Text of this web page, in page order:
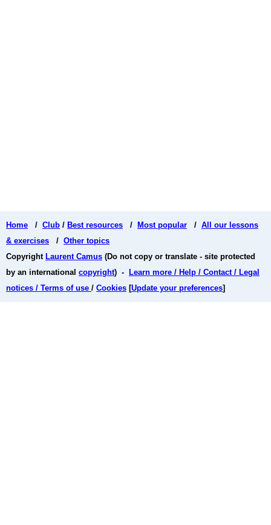
Home / Club / Best resources / Most popular / All our lessons
& exercises / Other topics
Copyright Laurent Camus (Do not copy or translate - site protected
by an international copyright) -
Learn more / Help / Contact / Legal
notices / Terms of use / Cookies [Update your preferences]